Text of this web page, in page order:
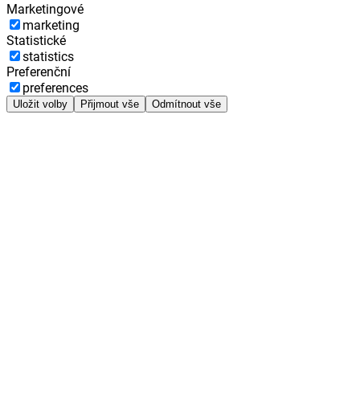
Marketingové
marketing
Statistické
statistics
Preferenční
preferences
Uložit volby Přijmout vše Odmítnout vše